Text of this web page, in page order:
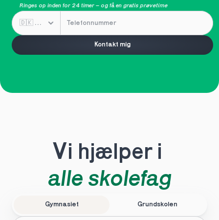
Ringes op inden for 24 timer – og få en gratis prøvetime
Kontakt mig
Vi hjælper i
alle skolefag
Gymnasiet Grundskolen